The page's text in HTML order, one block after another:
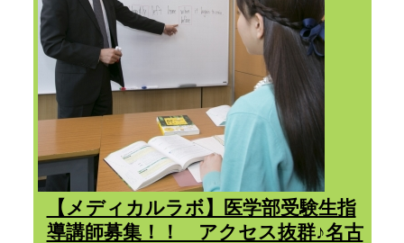
【メディカルラボ】医学部受験生指
導講師募集！！ アクセス抜群♪名古